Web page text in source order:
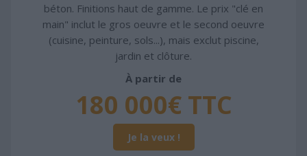
béton. Finitions haut de gamme. Le prix "clé en
main" inclut le gros oeuvre et le second oeuvre
(cuisine, peinture, sols...), mais exclut piscine,
jardin et clôture.
À partir de
180 000€ TTC
Je la veux !